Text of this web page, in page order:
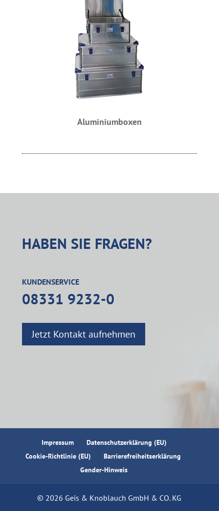
Aluminiumboxen
HABEN SIE FRAGEN?
KUNDENSERVICE
08331 9232-0
Jetzt Kontakt aufnehmen
Impressum
Datenschutzerklärung (EU)
Cookie-Richtlinie (EU)
Barrierefreiheitserklärung
Gender-Hinweis
© 2026 Geis & Knoblauch GmbH & CO. KG